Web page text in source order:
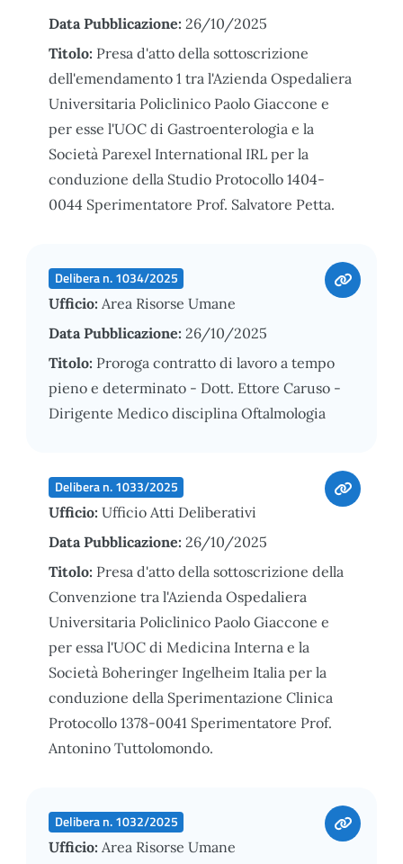
Data Pubblicazione: 26/10/2025
Titolo: Presa d'atto della sottoscrizione
dell'emendamento 1 tra l'Azienda Ospedaliera
Universitaria Policlinico Paolo Giaccone e
per esse l'UOC di Gastroenterologia e la
Società Parexel International IRL per la
conduzione della Studio Protocollo 1404-
0044 Sperimentatore Prof. Salvatore Petta.
Delibera n. 1034/2025
Ufficio: Area Risorse Umane
Data Pubblicazione: 26/10/2025
Titolo: Proroga contratto di lavoro a tempo
pieno e determinato - Dott. Ettore Caruso -
Dirigente Medico disciplina Oftalmologia
Delibera n. 1033/2025
Ufficio: Ufficio Atti Deliberativi
Data Pubblicazione: 26/10/2025
Titolo: Presa d'atto della sottoscrizione della
Convenzione tra l'Azienda Ospedaliera
Universitaria Policlinico Paolo Giaccone e
per essa l'UOC di Medicina Interna e la
Società Boheringer Ingelheim Italia per la
conduzione della Sperimentazione Clinica
Protocollo 1378-0041 Sperimentatore Prof.
Antonino Tuttolomondo.
Delibera n. 1032/2025
Ufficio: Area Risorse Umane